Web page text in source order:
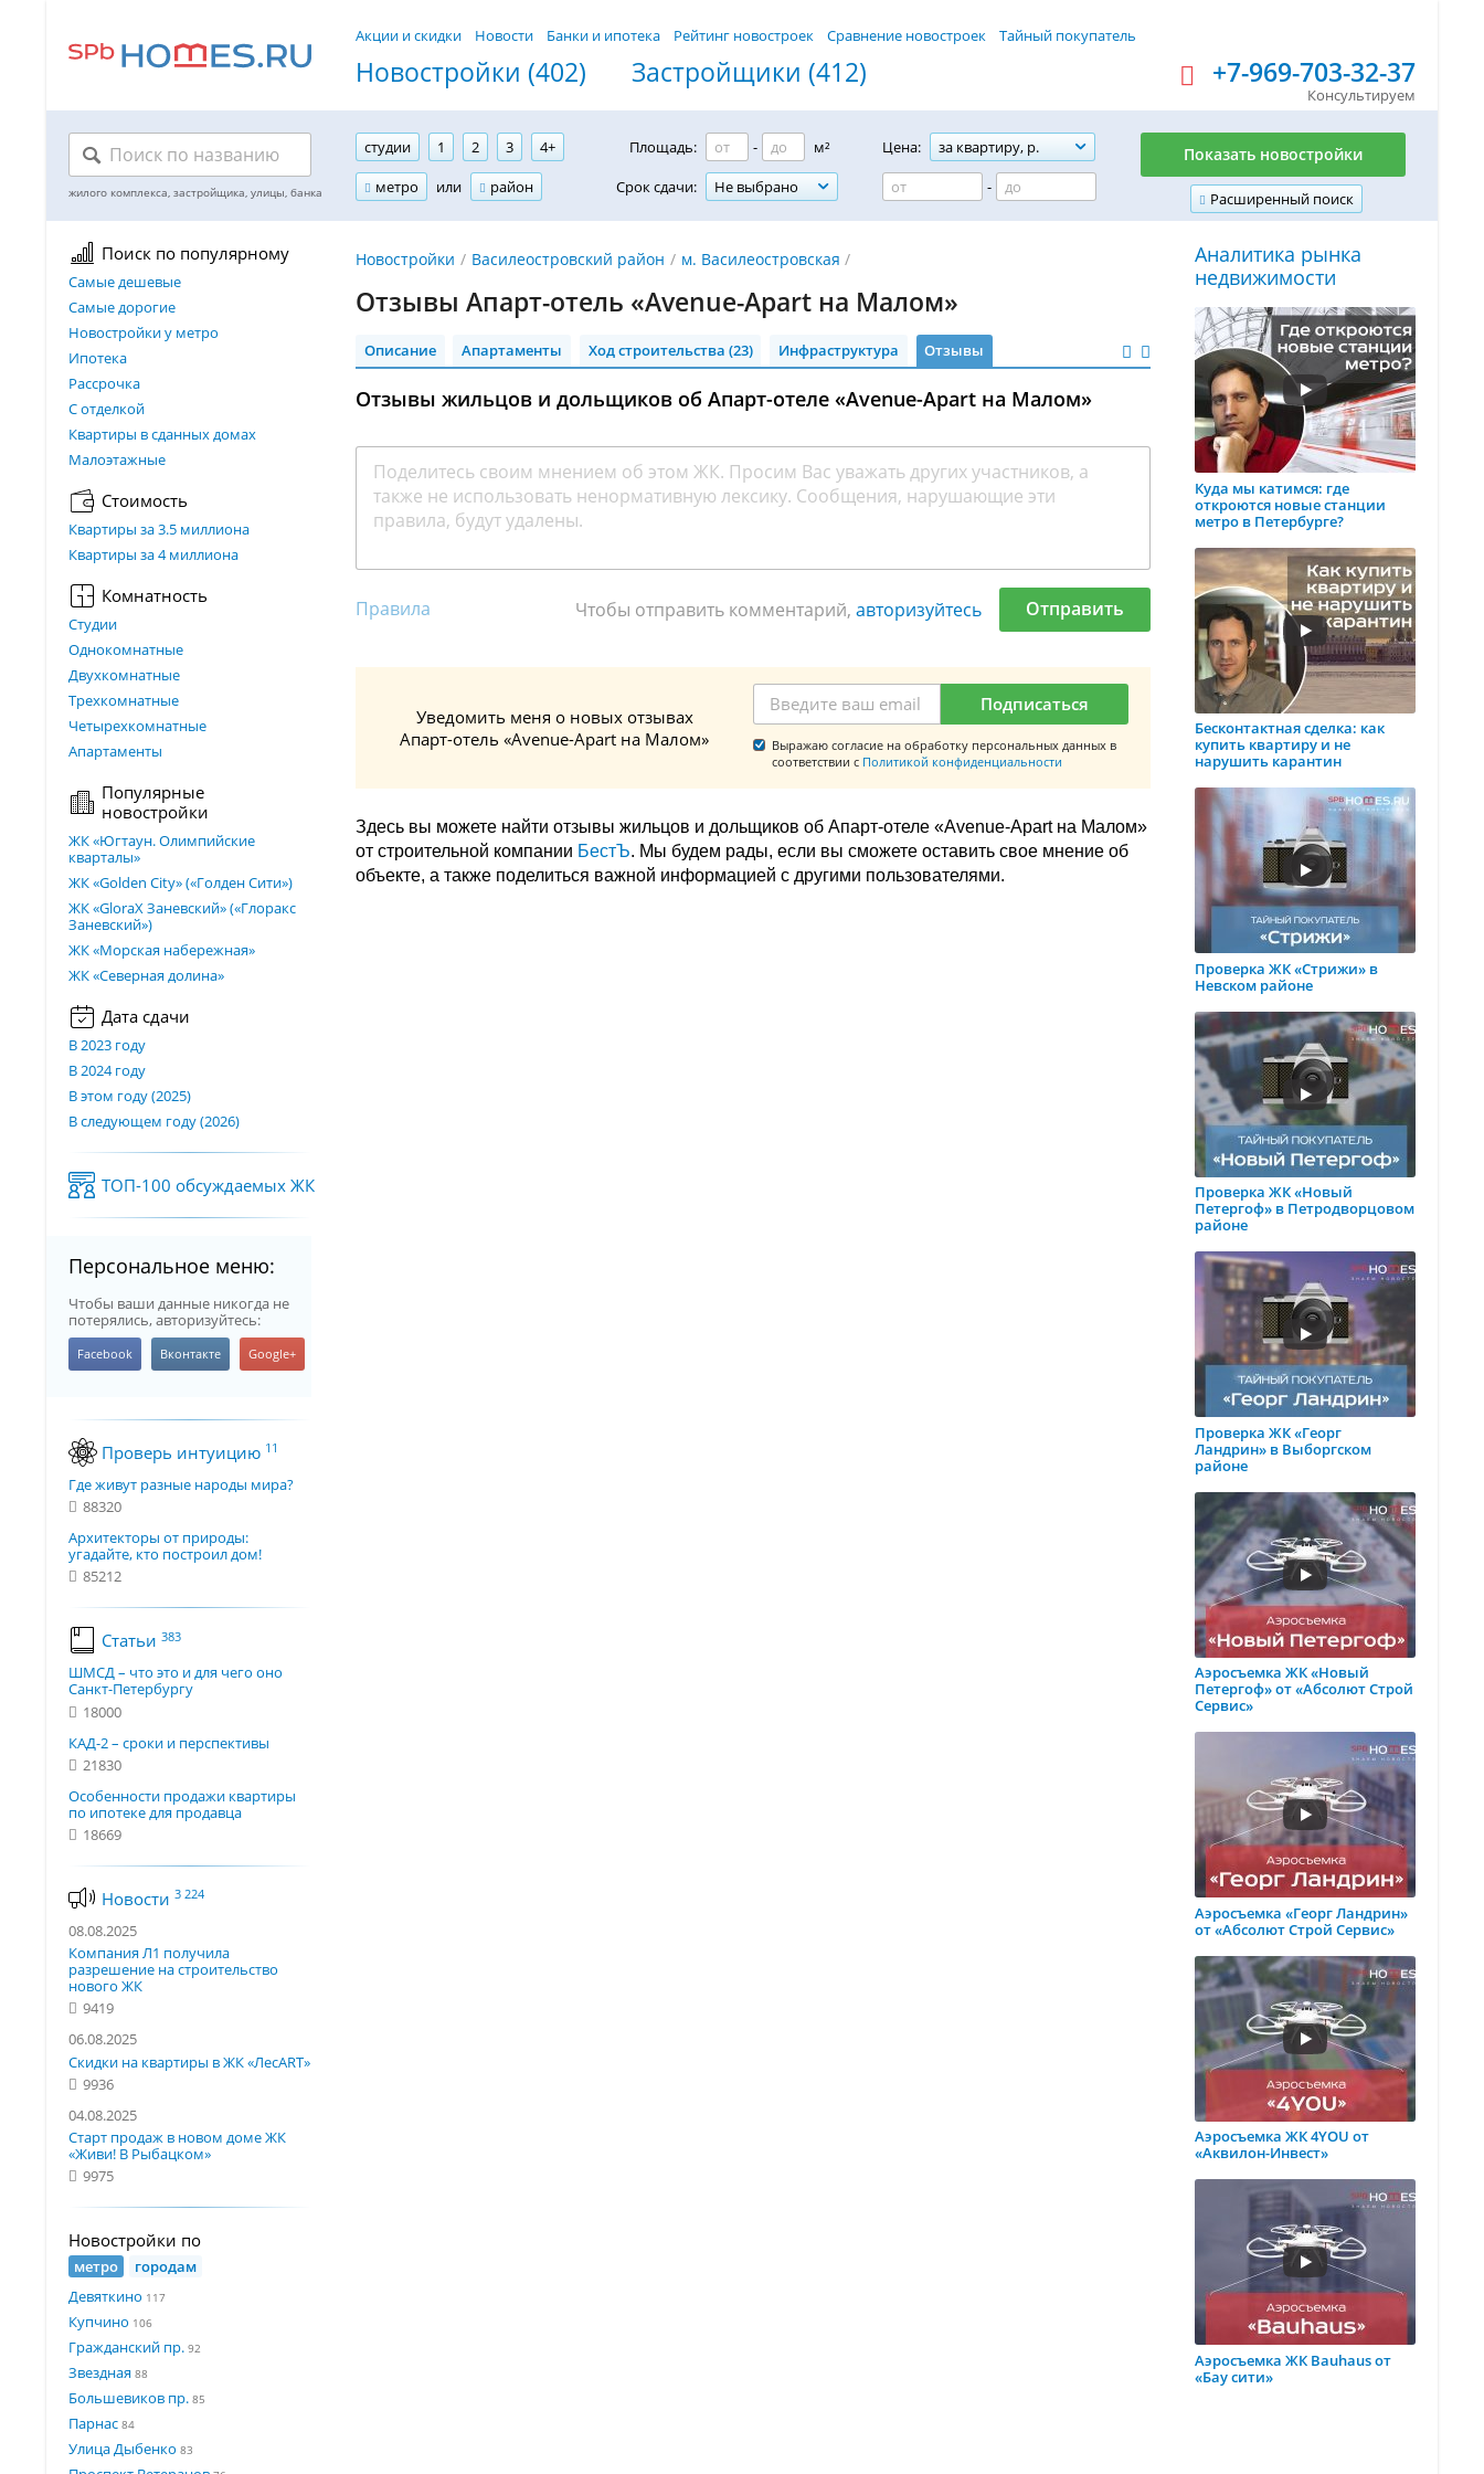
Акции и скидки Новости Банки и ипотека Рейтинг новостроек Сравнение новостроек Тайный покупатель
Новостройки (402) Застройщики (412) +7-969-703-32-37
Консультируем
студии 1 2 3
4+
метро
или район
Площадь: -
м²
Срок сдачи:
Не выбрано
Цена:
за квартиру, р.
-
Расширенный поиск
Показать новостройки
Поиск по популярному
Самые дешевые
Самые дорогие
Новостройки у метро
Ипотека
Рассрочка
С отделкой
Квартиры в сданных домах
Малоэтажные
Стоимость
Квартиры за 3.5 миллиона
Квартиры за 4 миллиона
Комнатность
Студии
Однокомнатные
Двухкомнатные
Трехкомнатные
Четырехкомнатные
Апартаменты
Популярные
новостройки
ЖК «Югтаун. Олимпийские
кварталы»
ЖК «Golden City» («Голден Сити»)
ЖК «GloraX Заневский»​ («Глоракс
Заневский»)
ЖК «Морская набережная»
ЖК «Северная долина»
Дата сдачи
В 2023 году
В 2024 году
В этом году (2025)
В следующем году (2026)
ТОП-100 обсуждаемых ЖК
Персональное меню:
Чтобы ваши данные никогда не
потерялись, авторизуйтесь:
Проверь интуицию 11
Где живут разные народы мира?
88320
Архитекторы от природы:
угадайте, кто построил дом!
85212
Статьи 383
ШМСД – что это и для чего оно
Санкт-Петербургу
18000
КАД-2 – сроки и перспективы
21830
Особенности продажи квартиры
по ипотеке для продавца
18669
Новости 3 224
08.08.2025
Компания Л1 получила
разрешение на строительство
нового ЖК
9419
06.08.2025
Скидки на квартиры в ЖК «ЛесART»
9936
04.08.2025
Старт продаж в новом доме ЖК
«Живи! В Рыбацком»
9975
Новостройки по
метро
городам
Девяткино 117
Купчино 106
Гражданский пр. 92
Звездная 88
Большевиков пр. 85
Парнас 84
Улица Дыбенко 83
Новостройки Василеостровский район м. Василеостровская
Отзывы Апарт-отель «Avenue-Apart на Малом»
Описание Апартаменты Ход строительства (23) Инфраструктура Отзывы
Отзывы жильцов и дольщиков об Апарт-отеле «Avenue-Apart на Малом»
Чтобы отправить комментарий, авторизуйтесь
Правила Отправить
Уведомить меня о новых отзывах
Апарт-отель «Avenue-Apart на Малом»
Подписаться
Выражаю согласие на обработку персональных данных в
соответствии с Политикой конфиденциальности
Здесь вы можете найти отзывы жильцов и дольщиков об Апарт-отеле «Avenue-Apart на Малом»
от строительной компании БестЪ. Мы будем рады, если вы сможете оставить свое мнение об
объекте, а также поделиться важной информацией с другими пользователями.
Аналитика рынка
недвижимости
Куда мы катимся: где
откроются новые станции
метро в Петербурге?
Бесконтактная сделка: как
купить квартиру и не
нарушить карантин
Проверка ЖК «Стрижи» в
Невском районе
Проверка ЖК «Новый
Петергоф» в Петродворцовом
районе
Проверка ЖК «Георг
Ландрин» в Выборгском
районе
Аэросъемка ЖК «Новый
Петергоф» от «Абсолют Строй
Сервис»
Аэросъемка «Георг Ландрин»
от «Абсолют Строй Сервис»
Аэросъемка ЖК 4YOU от
«Аквилон-Инвест»
Аэросъемка ЖК Bauhaus от
«Бау сити»